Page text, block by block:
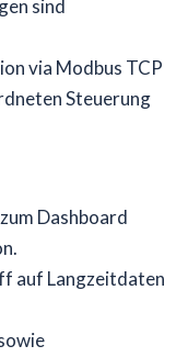
sind
via Modbus TCP
Steuerung
Dashboard
auf Langzeitdaten